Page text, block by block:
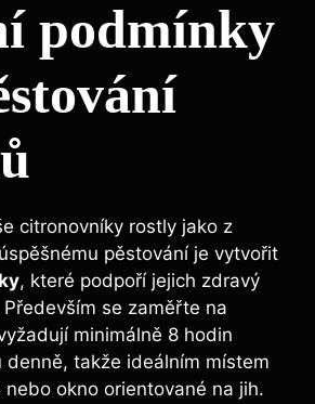
podmínky
citronovníky rostly jako z
pěstování je vytvořit
, které podpoří jejich zdravý
se zaměřte na
minimálně 8 hodin
denně, takže ideálním místem
nebo okno orientované na jih.